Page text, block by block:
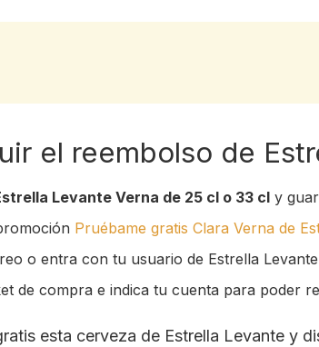
el reembolso de
Levante Verna de 25 cl o 33 cl y
Pruébame gratis Clara Verna de
o entra con tu usuario de Estrella
de compra e indica tu cuenta para poder
esta cerveza de Estrella Levante y